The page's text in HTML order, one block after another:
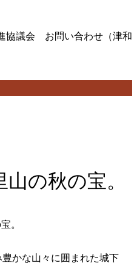
協議会 お問い合わせ（津和
の秋の宝。
。
かな山々に囲まれた城下